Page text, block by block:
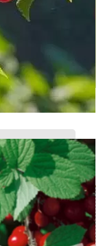
Наличными,
Картой,
и оплата